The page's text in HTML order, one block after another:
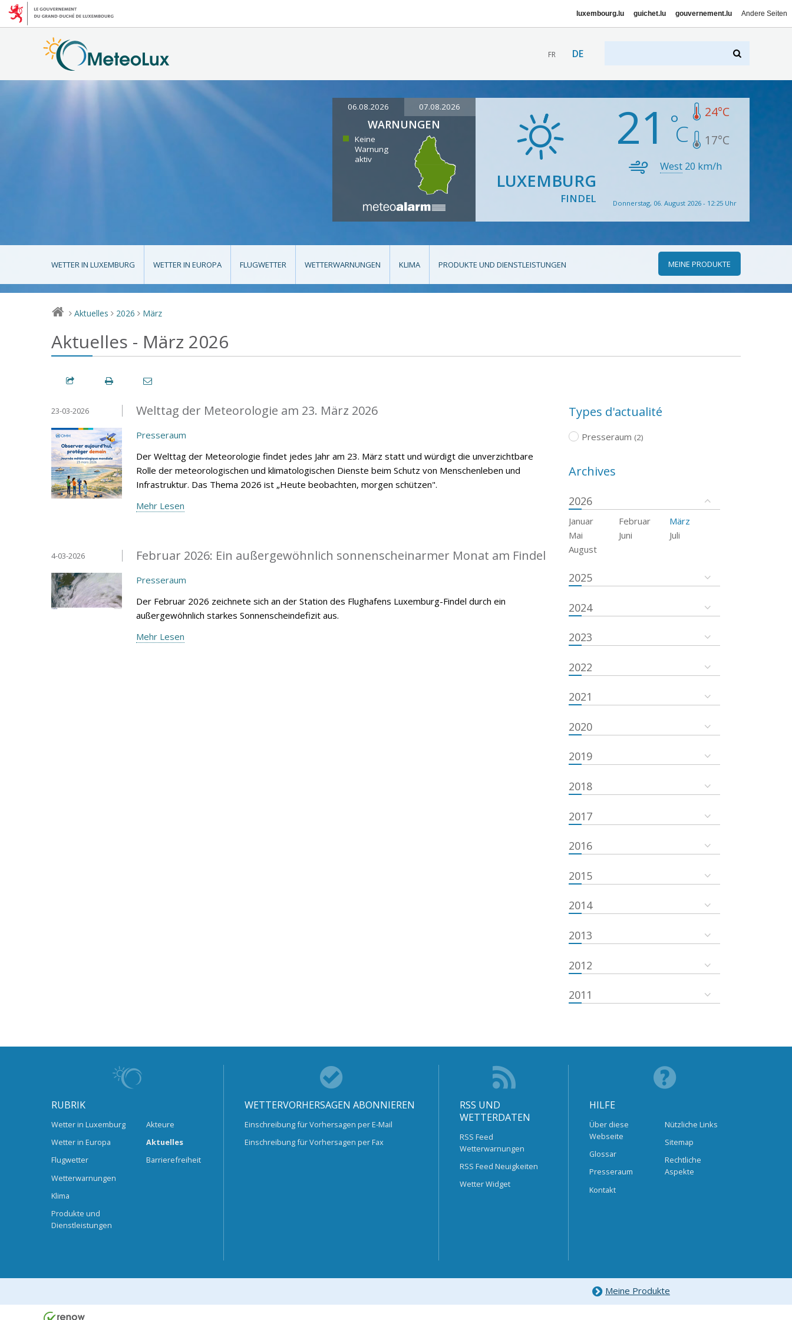
luxembourg.lu guichet.lu gouvernement.lu Andere Seiten
FR DE
06.08.2026 07.08.2026
WARNUNGEN
Keine
Warnung
aktiv
LUXEMBURG
FINDEL
21 24°C
17°C
West 20 km/h
Donnerstag, 06. August 2026 - 12:25 Uhr
WETTER IN LUXEMBURG WETTER IN EUROPA FLUGWETTER WETTERWARNUNGEN KLIMA PRODUKTE UND DIENSTLEISTUNGEN MEINE PRODUKTE
> Aktuelles > 2026 > März
Aktuelles - März 2026
Welttag der Meteorologie am 23. März 2026
23-03-2026
Presseraum
Der Welttag der Meteorologie findet jedes Jahr am 23. März statt und würdigt die unverzichtbare
Rolle der meteorologischen und klimatologischen Dienste beim Schutz von Menschenleben und
Infrastruktur. Das Thema 2026 ist „Heute beobachten, morgen schützen".
Mehr Lesen
Februar 2026: Ein außergewöhnlich sonnenscheinarmer Monat am Findel
4-03-2026
Presseraum
Der Februar 2026 zeichnete sich an der Station des Flughafens Luxemburg-Findel durch ein
außergewöhnlich starkes Sonnenscheindefizit aus.
Mehr Lesen
Types d'actualité
Presseraum (2)
Archives
2026
Januar Februar
März
Mai
Juni
Juli
August
2025
2024
2023
2022
2021
2020
2019
2018
2017
2016
2015
2014
2013
2012
2011
RUBRIK
Wetter in Luxemburg
Wetter in Europa
Flugwetter
Wetterwarnungen
Klima
Produkte und
Dienstleistungen
Akteure
Aktuelles
Barrierefreiheit
WETTERVORHERSAGEN ABONNIEREN
Einschreibung für Vorhersagen per E-Mail
Einschreibung für Vorhersagen per Fax
RSS UND
WETTERDATEN
RSS Feed
Wetterwarnungen
RSS Feed Neuigkeiten
Wetter Widget
HILFE
Über diese
Webseite
Glossar
Presseraum
Kontakt
Nützliche Links
Sitemap
Rechtliche
Aspekte
Meine Produkte